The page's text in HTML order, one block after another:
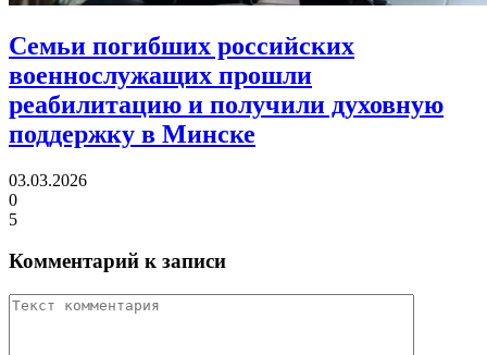
Семьи погибших российских
военнослужащих прошли
реабилитацию и получили духовную
поддержку в Минске
03.03.2026
0
5
Комментарий к записи